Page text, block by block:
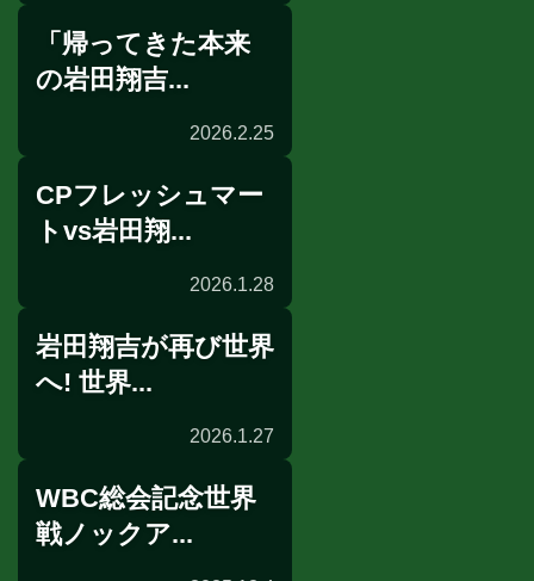
公開練習
インタビュー
「帰ってきた本来
の岩田翔吉...
2026.2.25
WBC
CPフレッシュマー
トvs岩田翔...
2026.1.28
世界戦発表会見
岩田翔吉が再び世界
へ! 世界...
2026.1.27
WBC総会記念世界
戦ノックア...